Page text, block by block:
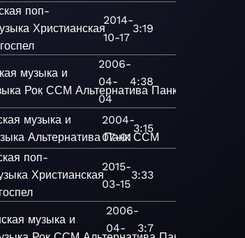
поп-
Христианская
2014-
10-17
3:19
музыка и
Рок ССМ Альтернатива Панк
2006-
04-
04
4:38
музыка и
Альтернатива Панк ССМ
2004-
07-01
3:15
поп-
Христианская
2015-
03-15
3:33
музыка и
2006-
04-
3:7